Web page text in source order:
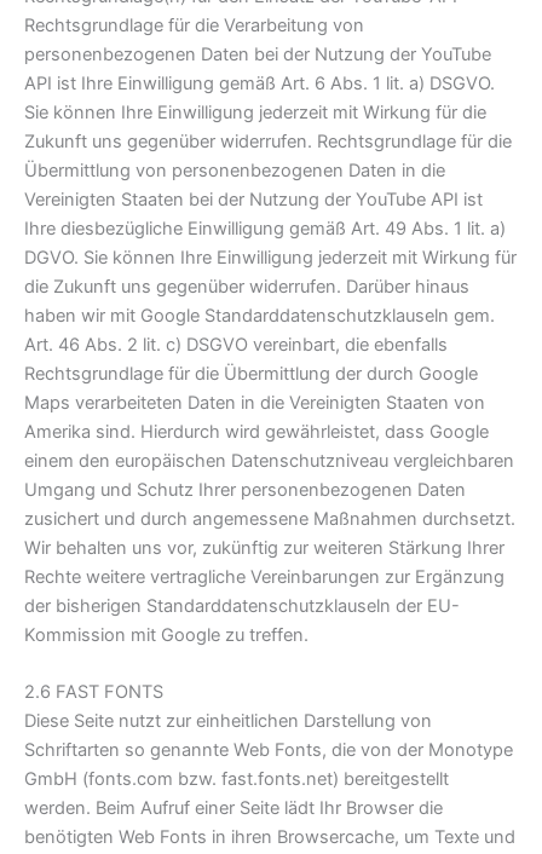
Rechtsgrundlage für die Verarbeitung von
personenbezogenen Daten bei der Nutzung der YouTube
API ist Ihre Einwilligung gemäß Art. 6 Abs. 1 lit. a) DSGVO.
Sie können Ihre Einwilligung jederzeit mit Wirkung für die
Zukunft uns gegenüber widerrufen. Rechtsgrundlage für die
Übermittlung von personenbezogenen Daten in die
Vereinigten Staaten bei der Nutzung der YouTube API ist
Ihre diesbezügliche Einwilligung gemäß Art. 49 Abs. 1 lit. a)
DGVO. Sie können Ihre Einwilligung jederzeit mit Wirkung für
die Zukunft uns gegenüber widerrufen. Darüber hinaus
haben wir mit Google Standarddatenschutzklauseln gem.
Art. 46 Abs. 2 lit. c) DSGVO vereinbart, die ebenfalls
Rechtsgrundlage für die Übermittlung der durch Google
Maps verarbeiteten Daten in die Vereinigten Staaten von
Amerika sind. Hierdurch wird gewährleistet, dass Google
einem den europäischen Datenschutzniveau vergleichbaren
Umgang und Schutz Ihrer personenbezogenen Daten
zusichert und durch angemessene Maßnahmen durchsetzt.
Wir behalten uns vor, zukünftig zur weiteren Stärkung Ihrer
Rechte weitere vertragliche Vereinbarungen zur Ergänzung
der bisherigen Standarddatenschutzklauseln der EU-
Kommission mit Google zu treffen.
2.6 FAST FONTS
Diese Seite nutzt zur einheitlichen Darstellung von
Schriftarten so genannte Web Fonts, die von der Monotype
GmbH (fonts.com bzw. fast.fonts.net) bereitgestellt
werden. Beim Aufruf einer Seite lädt Ihr Browser die
benötigten Web Fonts in ihren Browsercache, um Texte und